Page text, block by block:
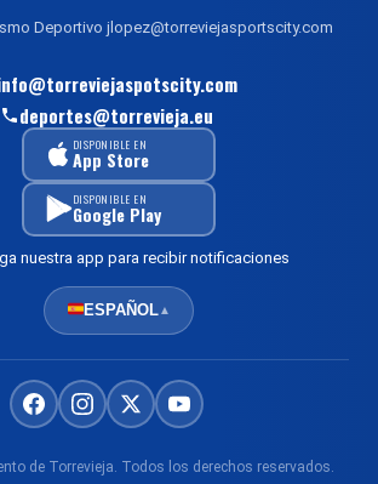
Deportivo jlopez@torreviejasportscity.com
deportes@torrevieja.eu
DISPONIBLE EN
App Store
DISPONIBLE EN
Google Play
nuestra app para recibir notificaciones
ESPAÑOL▲
de Torrevieja. Todos los derechos reservados.